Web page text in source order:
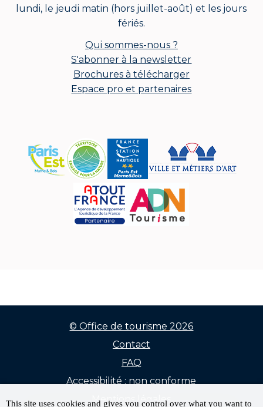
lundi, le jeudi matin (hors juillet-août) et les jours
fériés.
Qui sommes-nous ?
S'abonner à la newsletter
Brochures à télécharger
Espace pro et partenaires
© Office de tourisme 2026
Pied
de
Contact
FAQ
Accessibilité : non conforme
Mentions légales
This site uses cookies and gives you control over what you want to